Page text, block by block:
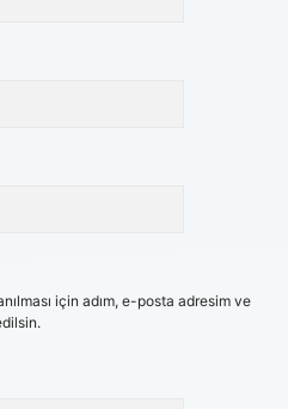
için adım, e-posta adresim ve